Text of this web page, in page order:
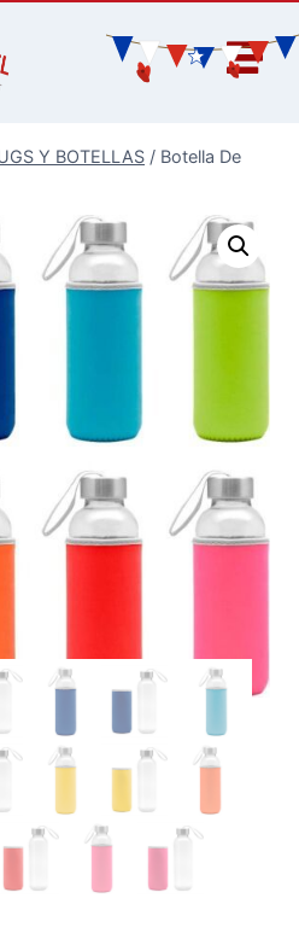
Y BOTELLAS / Botella De